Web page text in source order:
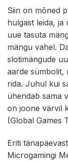
Siin on mõned
hulgast leida, ja
uue tasuta
mängu vahel.
slotimängude
aarde sümbolit,
rida. Juhul kui
ühendab sama
on joone värvil
(Global Games
Eriti
Microgamingi